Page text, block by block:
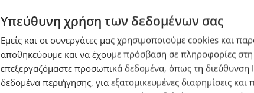
Υπεύθυνη χρήση των δεδομένων σας
Εμείς και οι συνεργάτες μας χρησιμοποιούμε cookies και
αποθηκεύουμε και να έχουμε πρόσβαση σε πληροφορίες
επεξεργαζόμαστε προσωπικά δεδομένα, όπως τη διεύθυνση
δεδομένα περιήγησης, για εξατομικευμένες διαφημίσεις